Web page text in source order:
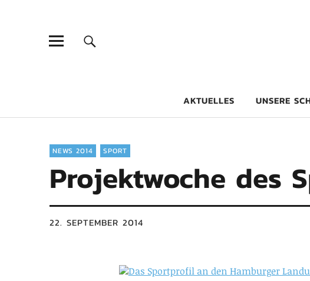
Goethe-
AKTUELLES UNSERE
NEWS 2014 SPORT
Projektwoche des
22. SEPTEMBER 2014